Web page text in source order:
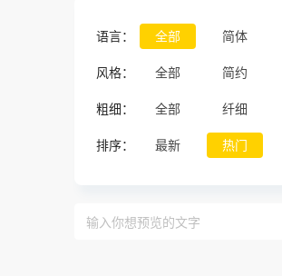
语言： 全部 简体
风格： 全部 简约
粗细： 全部 纤细
排序： 最新 热门